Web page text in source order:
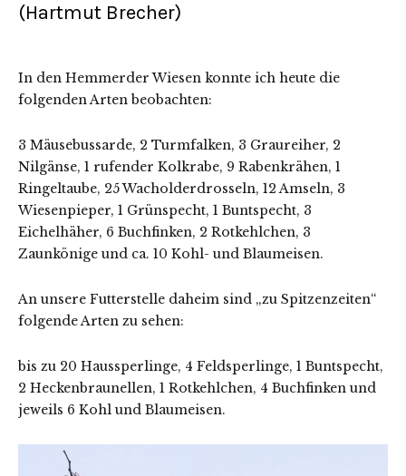
(Hartmut Brecher)
In den Hemmerder Wiesen konnte ich heute die
folgenden Arten beobachten:
3 Mäusebussarde, 2 Turmfalken, 3 Graureiher, 2
Nilgänse, 1 rufender Kolkrabe, 9 Rabenkrähen, 1
Ringeltaube, 25 Wacholderdrosseln, 12 Amseln, 3
Wiesenpieper, 1 Grünspecht, 1 Buntspecht, 3
Eichelhäher, 6 Buchfinken, 2 Rotkehlchen, 3
Zaunkönige und ca. 10 Kohl- und Blaumeisen.
An unsere Futterstelle daheim sind „zu Spitzenzeiten“
folgende Arten zu sehen:
bis zu 20 Haussperlinge, 4 Feldsperlinge, 1 Buntspecht,
2 Heckenbraunellen, 1 Rotkehlchen, 4 Buchfinken und
jeweils 6 Kohl und Blaumeisen.